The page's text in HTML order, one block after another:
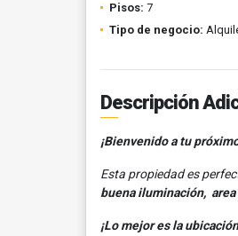
Pisos: 7
Tipo de negocio:
Descripción
¡Bienvenido a tu
Esta propiedad es
buena iluminación,
¡Lo mejor es la ubicación